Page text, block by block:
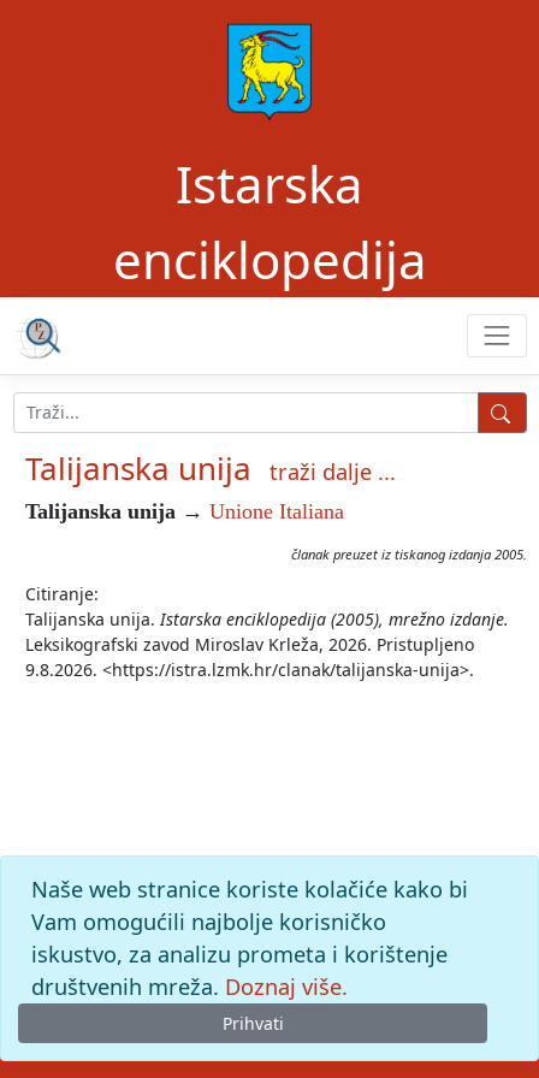
Istarska
enciklopedija
Talijanska unija traži dalje ...
Talijanska unija → Unione Italiana
članak preuzet iz tiskanog izdanja 2005.
Citiranje:
Talijanska unija. Istarska enciklopedija (2005), mrežno izdanje.
Leksikografski zavod Miroslav Krleža, 2026. Pristupljeno
9.8.2026. <https://istra.lzmk.hr/clanak/talijanska-unija>.
Naše web stranice koriste kolačiće kako bi
Vam omogućili najbolje korisničko
iskustvo, za analizu prometa i korištenje
društvenih mreža. Doznaj više.
Prihvati
© 2026Leksikografski zavodMiroslav Krleža